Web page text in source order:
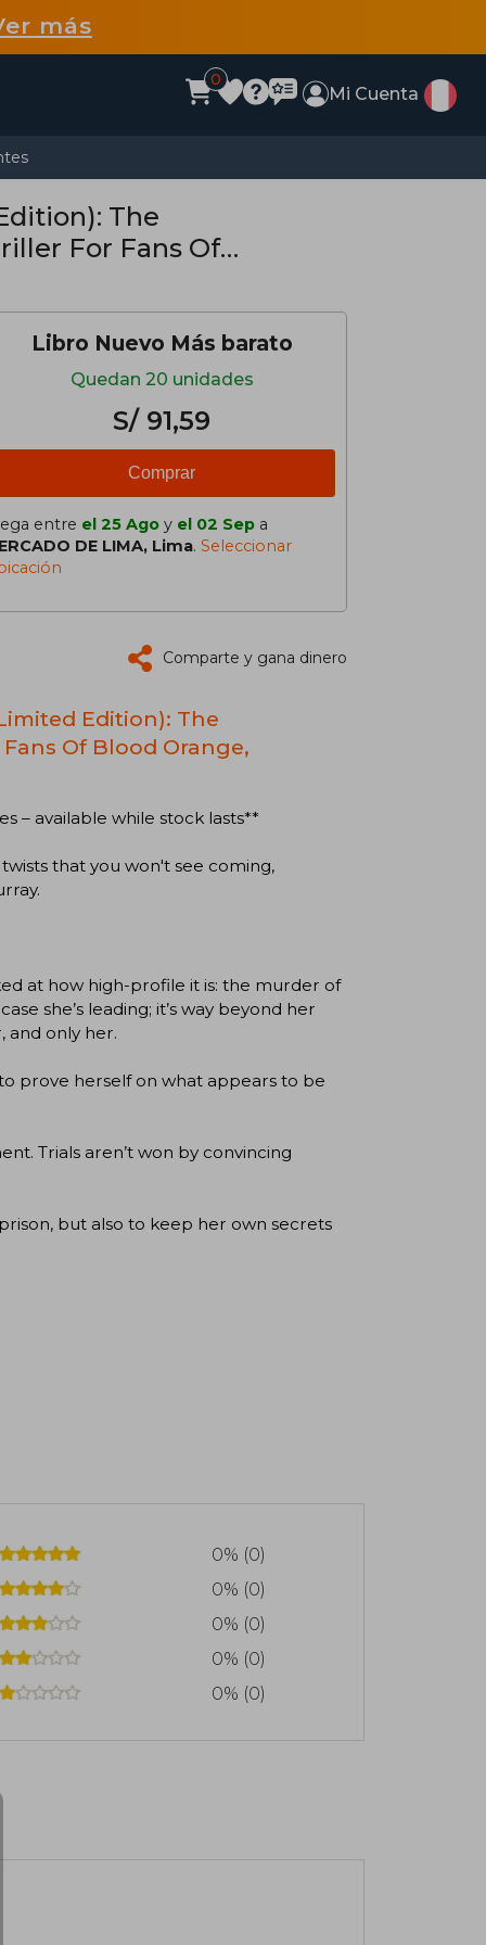
más
0
Mi Cuenta
The
For Fans Of
Patient
Libro Nuevo Más barato
Quedan 20 unidades
S/ 91,59
Comprar
entre el 25 Ago y el 02 Sep a
DE LIMA, Lima. Seleccionar
Comparte y gana dinero
Edition): The
Of Blood Orange,
– available while stock lasts**
that you won't see coming,
at how high-profile it is: the murder of
she’s leading; it’s way beyond her
and only her.
prove herself on what appears to be
Trials aren’t won by convincing
but also to keep her own secrets
0% (0)
0% (0)
0% (0)
0% (0)
0% (0)